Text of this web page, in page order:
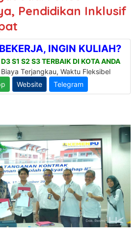
Pendidikan Inklusif